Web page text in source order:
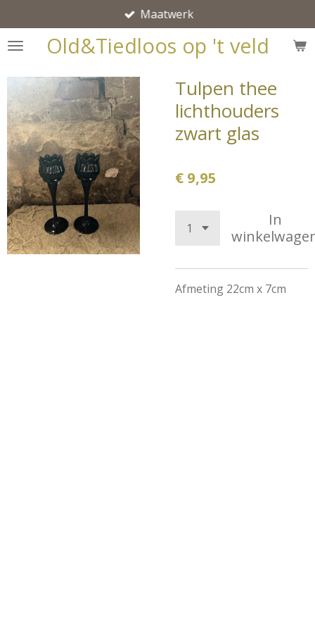
direct
naar
hoofdinhoud
Old&Tiedloos op 't veld
Maatwerk
Tulpen thee
lichthouders
zwart glas
€ 9,95
In
Afmeting 22cm x 7cm